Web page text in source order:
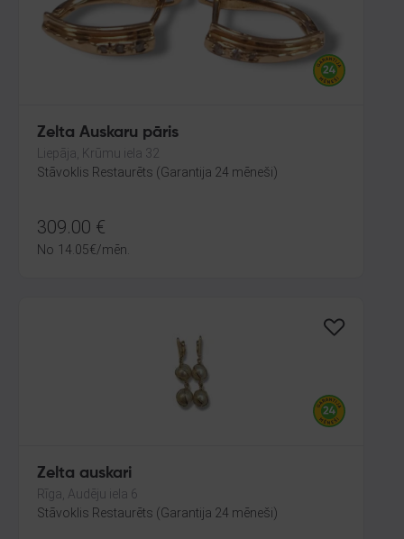
Zelta Auskaru pāris
Liepāja, Krūmu iela 32
Stāvoklis Restaurēts (Garantija 24 mēneši)
309.00 €
No 14.05€/mēn.
Zelta auskari
Rīga, Audēju iela 6
Stāvoklis Restaurēts (Garantija 24 mēneši)